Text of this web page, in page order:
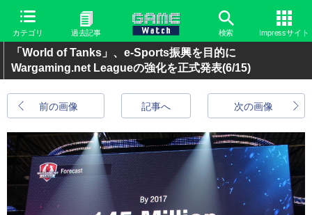
カテゴリ 過去記事 検索 Impressサイト
「World of Tanks」、e-Sports振興を目的に
Wargaming.net Leagueの強化を正式発表(6/15)
前の画像 次の画像
記事へ